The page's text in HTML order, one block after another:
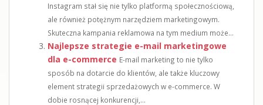
Instagram stał się nie tylko platformą społecznościową,
ale również potężnym narzędziem marketingowym.
Skuteczna kampania reklamowa na tym medium może...
Najlepsze strategie e-mail marketingowe
dla e-commerce E-mail marketing to nie tylko
sposób na dotarcie do klientów, ale także kluczowy
element strategii sprzedażowych w e-commerce. W
dobie rosnącej konkurencji,...